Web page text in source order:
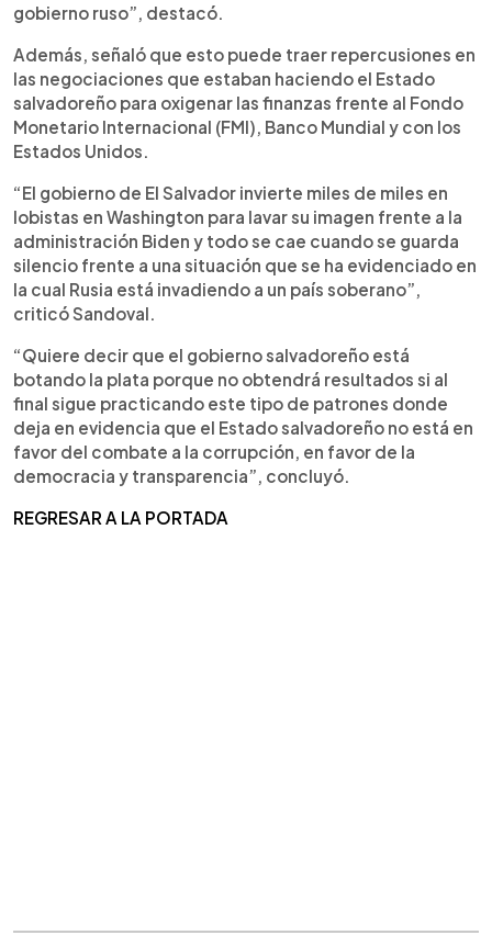
gobierno ruso”, destacó.
Además, señaló que esto puede traer repercusiones en
las negociaciones que estaban haciendo el Estado
salvadoreño para oxigenar las finanzas frente al Fondo
Monetario Internacional (FMI), Banco Mundial y con los
Estados Unidos.
“El gobierno de El Salvador invierte miles de miles en
lobistas en Washington para lavar su imagen frente a la
administración Biden y todo se cae cuando se guarda
silencio frente a una situación que se ha evidenciado en
la cual Rusia está invadiendo a un país soberano”,
criticó Sandoval.
“Quiere decir que el gobierno salvadoreño está
botando la plata porque no obtendrá resultados si al
final sigue practicando este tipo de patrones donde
deja en evidencia que el Estado salvadoreño no está en
favor del combate a la corrupción, en favor de la
democracia y transparencia”, concluyó.
REGRESAR A LA PORTADA